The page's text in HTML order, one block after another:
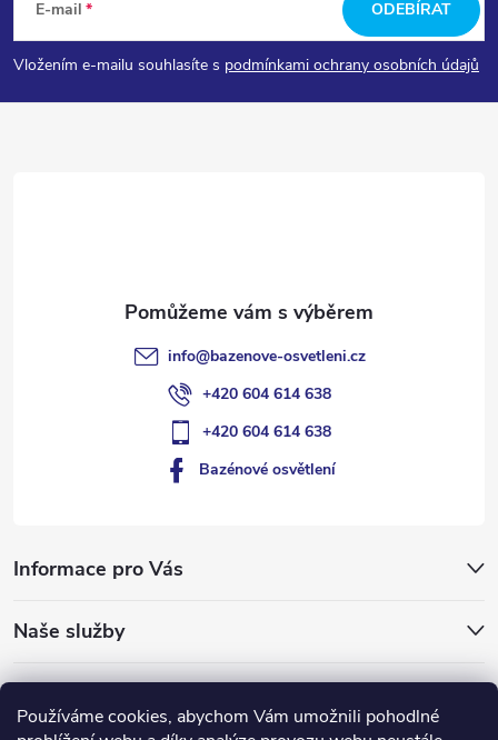
Používáme cookies, abychom Vám umožnili pohodlné
p
a
E-mail
Vložením e-mailu souhlasíte s podmínkami ochrany osobních údajů
ODEBÍRAT
Informace pro Vás
Naše služby
info@bazenove-osvetleni.cz
+420 604 614 638
+420 604 614 638
Bazénové osvětlení